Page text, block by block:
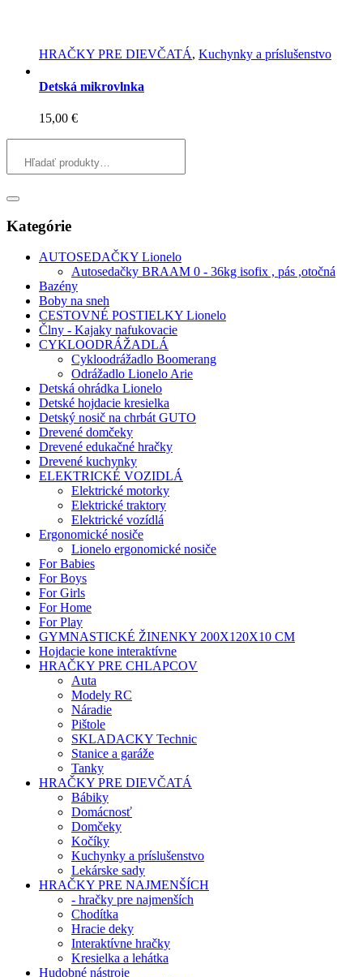
HRAČKY PRE DIEVČATÁ, Kuchynky a príslušenstvo
Detská mikrovlnka
15,00 €
Kategórie
AUTOSEDAČKY Lionelo
Autosedačky BRAAM 0 - 36kg isofix , pás ,otočná
Bazény
Boby na sneh
CESTOVNÉ POSTIELKY Lionelo
Člny - Kajaky nafukovacie
CYKLOODRÁŽADLÁ
Cykloodrážadlo Boomerang
Odrážadlo Lionelo Arie
Detská ohrádka Lionelo
Detské hojdacie kresielka
Detský nosič na chrbát GUTO
Drevené domčeky
Drevené edukačné hračky
Drevené kuchynky
ELEKTRICKÉ VOZIDLÁ
Elektrické motorky
Elektrické traktory
Elektrické vozídlá
Ergonomické nosiče
Lionelo ergonomické nosiče
For Babies
For Boys
For Girls
For Home
For Play
GYMNASTICKÉ ŽINENKY 200X120X10 CM
Hojdacie kone interaktívne
HRAČKY PRE CHLAPCOV
Auta
Modely RC
Náradie
Pištole
SKLADACKY Technic
Stanice a garáže
Tanky
HRAČKY PRE DIEVČATÁ
Bábiky
Domácnosť
Domčeky
Kočíky
Kuchynky a príslušenstvo
Lekárske sady
HRAČKY PRE NAJMENŠÍCH
- hračky pre najmenších
Chodítka
Hracie deky
Interaktívne hračky
Kresielka a lehátka
Hudobné nástroje